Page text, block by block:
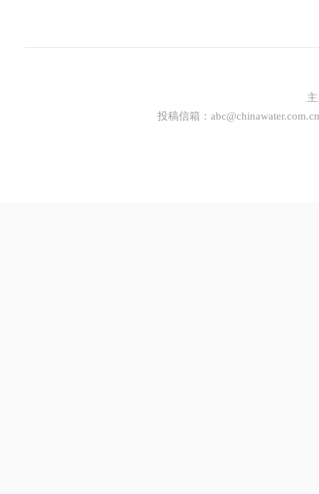
投稿信箱： abc@chinawater.com.cn